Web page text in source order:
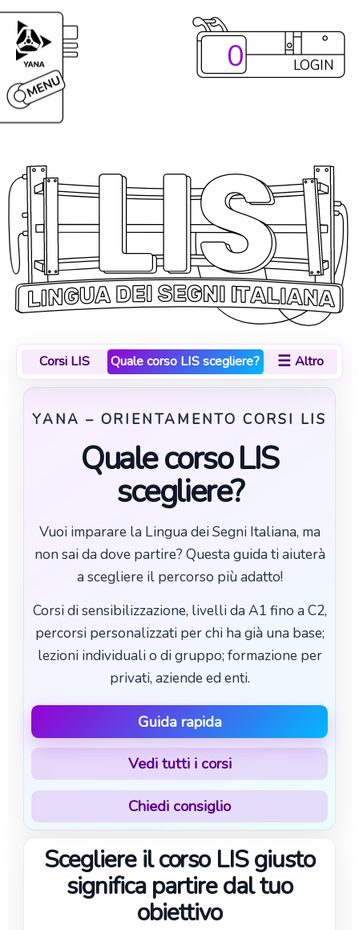
LOGIN
0
Corsi LIS Quale corso LIS scegliere? ☰ Altro
YANA – ORIENTAMENTO CORSI LIS
Quale corso LIS
scegliere?
Vuoi imparare la Lingua dei Segni Italiana, ma
non sai da dove partire? Questa guida ti aiuterà
a scegliere il percorso più adatto!
Corsi di sensibilizzazione, livelli da A1 fino a C2,
percorsi personalizzati per chi ha già una base;
lezioni individuali o di gruppo; formazione per
privati, aziende ed enti.
Guida rapida
Vedi tutti i corsi
Chiedi consiglio
Scegliere il corso LIS giusto
significa partire dal tuo
obiettivo